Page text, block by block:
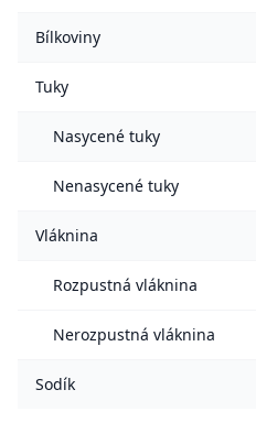
Bílkoviny
Tuky
Nasycené tuky
Nenasycené tuky
Vláknina
Rozpustná vláknina
Nerozpustná vláknina
Sodík